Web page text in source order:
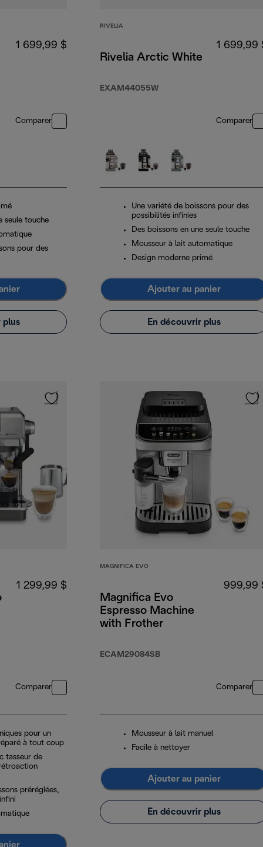
1 699,99 $
Comparer
seule touche
pour des
plus
RIVELIA
Rivelia Arctic White
EXAM44055W
1 699,99
Comparer
Une variété de boissons pour des
possibilités infinies
Des boissons en une seule touche
Mousseur à lait automatique
Design moderne primé
Ajouter au panier
En découvrir plus
1 299,99 $
Comparer
pour un
à tout coup
tasseur de
préréglées,
MAGNIFICA EVO
Magnifica Evo
Espresso Machine
with Frother
ECAM29084SB
999,99
Comparer
Mousseur à lait manuel
Facile à nettoyer
Ajouter au panier
En découvrir plus